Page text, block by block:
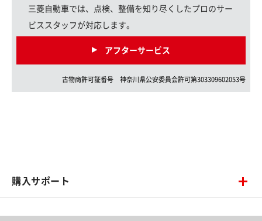
三菱自動車では、点検、整備を知り尽くしたプロのサー
ビススタッフが対応します。
アフターサービス
古物商許可証番号 神奈川県公安委員会許可第303309602053号
購入サポート